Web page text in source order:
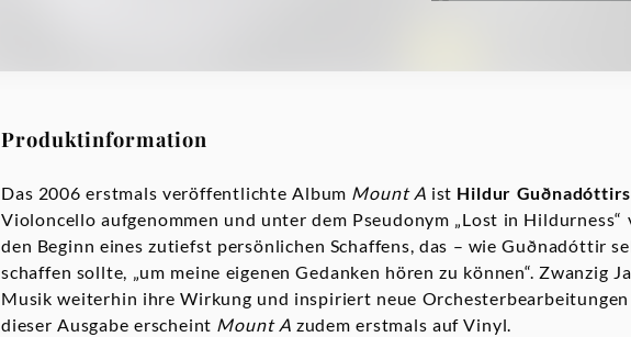
Produktinformation
Das 2006 erstmals veröffentlichte Album Mount A ist Hildur Guðnadóttirs
Violoncello aufgenommen und unter dem Pseudonym „Lost in
den Beginn eines zutiefst persönlichen Schaffens, das – wie Guðnadóttir
schaffen sollte, „um meine eigenen Gedanken hören zu können“. Zwanzig
Musik weiterhin ihre Wirkung und inspiriert neue
dieser Ausgabe erscheint Mount A zudem erstmals auf Vinyl.